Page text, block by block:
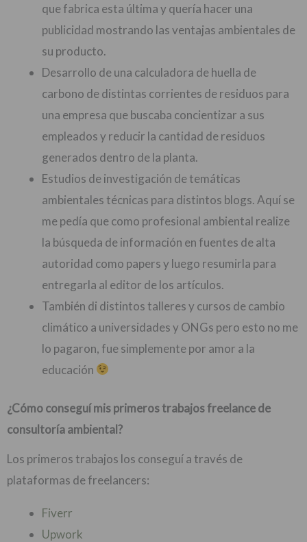
que fabrica esta última y quería hacer una
publicidad mostrando las ventajas ambientales de
su producto.
Desarrollo de una calculadora de huella de
carbono de distintas corrientes de residuos para
una empresa que buscaba concientizar a sus
empleados y reducir la cantidad de residuos
generados dentro de la planta.
Estudios de investigación de temáticas
ambientales técnicas para distintos blogs. Aquí se
me pedía que como profesional ambiental realize
la búsqueda de información en fuentes de alta
autoridad como papers y luego resumirla para
entregarla al editor de los artículos.
También di distintos talleres y cursos de cambio
climático a universidades y ONGs pero esto no me
lo pagaron, fue simplemente por amor a la
educación
¿Cómo conseguí mis primeros trabajos freelance de
consultoría ambiental?
Los primeros trabajos los conseguí a través de
plataformas de freelancers:
Fiverr
Upwork